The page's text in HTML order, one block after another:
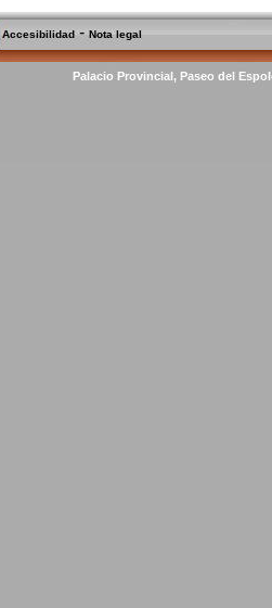
Accesibilidad -Nota legal
Palacio Provincial, Paseo del